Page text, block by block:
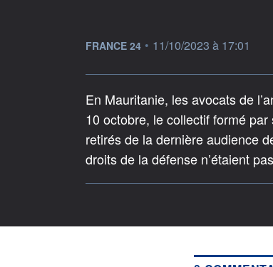
information fournie par
FRANCE 24 • 11/10/2023 à 17:01
En Mauritanie, les avocats de
10 octobre, le collectif formé par
retirés de la dernière audience
droits de la défense n’étaient